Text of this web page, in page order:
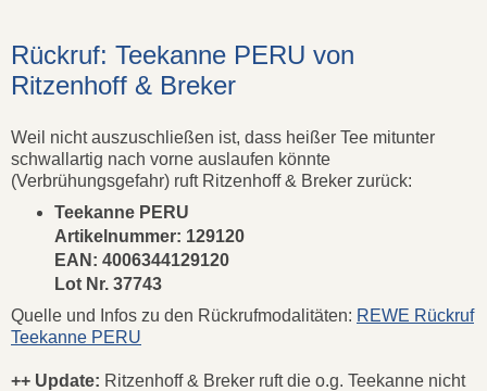
Rückruf: Teekanne PERU von
Ritzenhoff & Breker
Weil nicht auszuschließen ist, dass heißer Tee mitunter
schwallartig nach vorne auslaufen könnte
(Verbrühungsgefahr) ruft Ritzenhoff & Breker zurück:
Teekanne PERU
Artikelnummer: 129120
EAN: 4006344129120
Lot Nr. 37743
Quelle und Infos zu den Rückrufmodalitäten: REWE Rückruf
Teekanne PERU
++ Update: Ritzenhoff & Breker ruft die o.g. Teekanne nicht